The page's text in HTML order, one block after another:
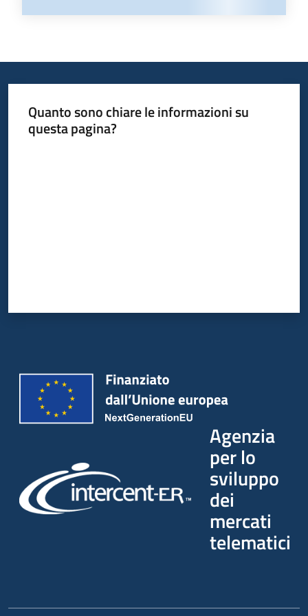
Quanto sono chiare le informazioni su
questa pagina?
Agenzia
per lo
sviluppo
dei
mercati
telematici